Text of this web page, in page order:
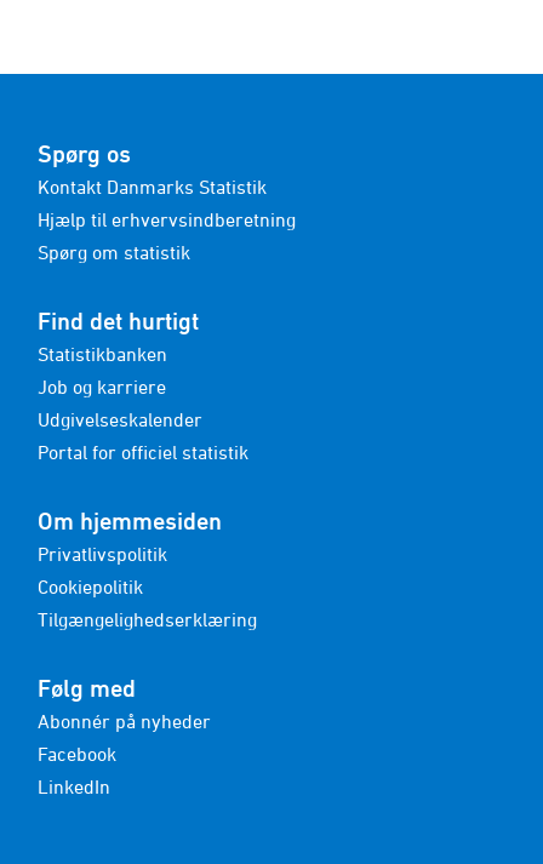
Spørg os
Kontakt Danmarks Statistik
Hjælp til erhvervsindberetning
Spørg om statistik
Find det hurtigt
Statistikbanken
Job og karriere
Udgivelseskalender
Portal for officiel statistik
Om hjemmesiden
Privatlivspolitik
Cookiepolitik
Tilgængelighedserklæring
Følg med
Abonnér på nyheder
Facebook
LinkedIn